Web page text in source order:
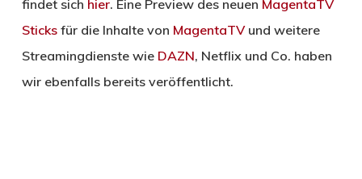
findet sich hier. Eine Preview des neuen MagentaTV
Sticksfür die Inhalte von MagentaTVund weitere
Streamingdienste wie DAZN, Netflix und Co. haben
wir ebenfalls bereits veröffentlicht.